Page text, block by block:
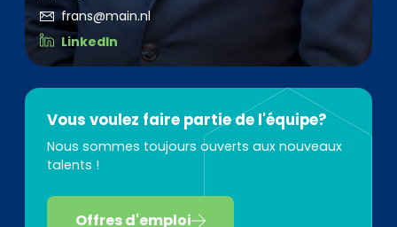
frans@main.nl
LinkedIn
Vous voulez faire partie de l'équipe?
Nous sommes toujours ouverts aux nouveaux
talents !
Offres d'emploi